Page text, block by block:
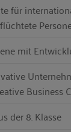
für
mit
Business
der 8. Klasse